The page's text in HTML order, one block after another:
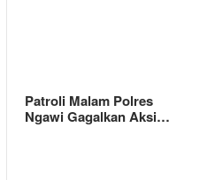
Patroli Malam Polres
Ngawi Gagalkan Aksi…